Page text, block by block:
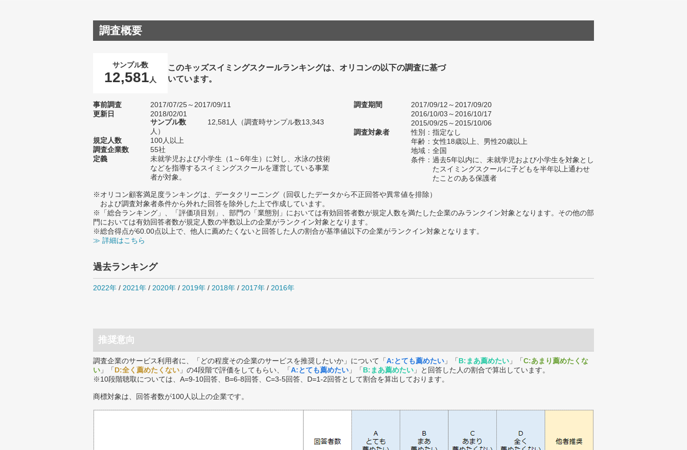
調査概要
サンプル数
12,581 人
このキッズスイミングスクールランキングは、オリコンの以下の調査に基づ
いています。
事前調査
2017/07/25～2017/09/11
更新日
2018/02/01
サンプル数
12,581人（調査時サンプル数13,343
人）
規定人数
100人以上
調査企業数
55社
定義
未就学児および小学生（1～6年生）に対し、水泳の技術
などを指導するスイミングスクールを運営している事業
者が対象。
調査期間
2017/09/12～2017/09/20
2016/10/03～2016/10/17
2015/09/25～2015/10/06
調査対象者
性別：指定なし
年齢：女性18歳以上、男性20歳以上
地域：全国
条件：過去5年以内に、未就学児および小学生を対象とし
たスイミングスクールに子どもを半年以上通わせ
たことのある保護者
※オリコン顧客満足度ランキングは、データクリーニング（回収したデータから不正回答や異常値を排除）
および調査対象者条件から外れた回答を除外した上で作成しています。
※「総合ランキング」、「評価項目別」、部門の「業態別」においては有効回答者数が規定人数を満たした企業のみランクイン対象となります。その他の部
門においては有効回答者数が規定人数の半数以上の企業がランクイン対象となります。
※総合得点が60.00点以上で、他人に薦めたくないと回答した人の割合が基準値以下の企業がランクイン対象となります。
≫ 詳細はこちら
過去ランキング
2022年 / 2021年 / 2020年 / 2019年 / 2018年 / 2017年 / 2016年
推奨意向
調査企業のサービス利用者に、「どの程度その企業のサービスを推奨したいか」について「A:とても薦めたい 」「B:まあ薦めたい 」「C:あまり薦めたくな
い 」「D:全く薦めたくない 」の4段階で評価をしてもらい、「A:とても薦めたい 」「B:まあ薦めたい 」と回答した人の割合で算出しています。
※10段階聴取については、A=9-10回答、B=6-8回答、C=3-5回答、D=1-2回答として割合を算出しております。
商標対象は、回答者数が100人以上の企業です。